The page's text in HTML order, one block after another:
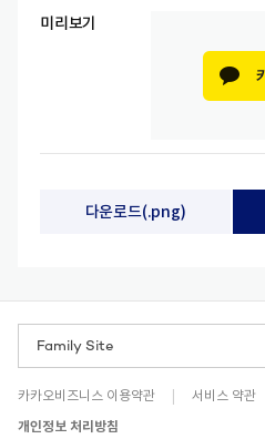
미리보기
다운로드(.png)
Family Site
카카오비즈니스 이용약관 서비스 약관
개인정보 처리방침